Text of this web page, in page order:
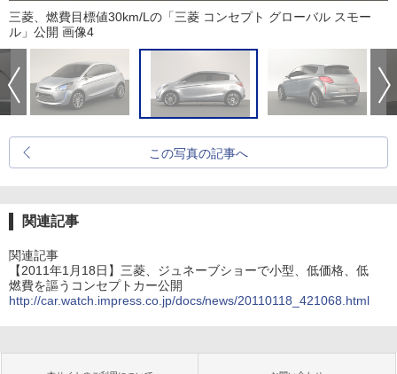
三菱、燃費目標値30km/Lの「三菱 コンセプト グローバル スモー
ル」公開 画像4
この写真の記事へ
関連記事
関連記事
【2011年1月18日】三菱、ジュネーブショーで小型、低価格、低
燃費を謳うコンセプトカー公開
http://car.watch.impress.co.jp/docs/news/20110118_421068.html